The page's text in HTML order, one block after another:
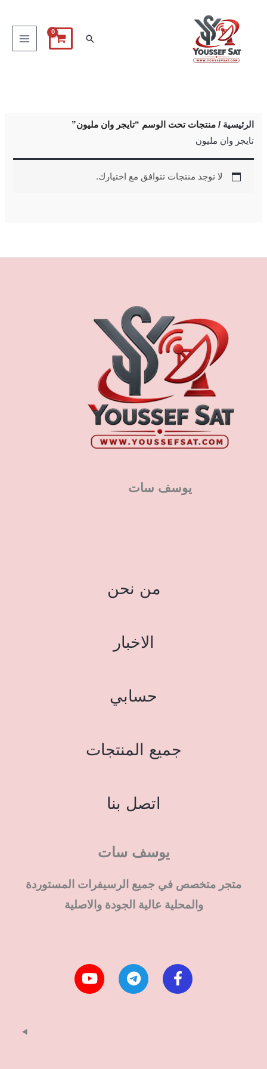
البحث
الرئيسية / منتجات تحت الوسم “تايجر وان مليون”
تايجر وان مليون
لا توجد منتجات تتوافق مع اختيارك.
يوسف سات
من نحن
الاخبار
حسابي
جميع المنتجات
اتصل بنا
يوسف سات
متجر متخصص في جميع الرسيفرات المستوردة
والمحلية عالية الجودة والاصلية